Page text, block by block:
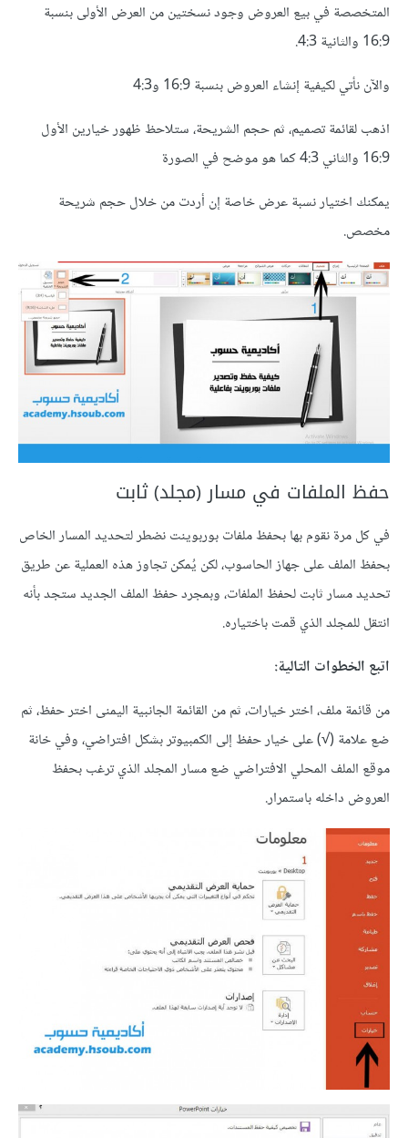
المتخصصة في بيع العروض وجود نسختين من العرض الأولى بنسبة
16:9 والثانية 4:3.
والآن نأتي لكيفية إنشاء العروض بنسبة 16:9 و4:3
اذهب لقائمة تصميم، ثم حجم الشريحة، ستلاحظ ظهور خيارين الأول
16:9 والثاني 4:3 كما هو موضح في الصورة
يمكنك اختيار نسبة عرض خاصة إن أردت من خلال حجم شريحة
مخصص.
حفظ الملفات في مسار (مجلد) ثابت
في كل مرة نقوم بها بحفظ ملفات بوربوينت نضطر لتحديد المسار الخاص
بحفظ الملف على جهاز الحاسوب، لكن يُمكن تجاوز هذه العملية عن طريق
تحديد مسار ثابت لحفظ الملفات، وبمجرد حفظ الملف الجديد ستجد بأنه
انتقل للمجلد الذي قمت باختياره.
اتبع الخطوات التالية:
من قائمة ملف، اختر خيارات، ثم من القائمة الجانبية اليمنى اختر حفظ، ثم
ضع علامة (√) على خيار حفظ إلى الكمبيوتر بشكل افتراضي، وفي خانة
موقع الملف المحلي الافتراضي ضع مسار المجلد الذي ترغب بحفظ
العروض داخله باستمرار.